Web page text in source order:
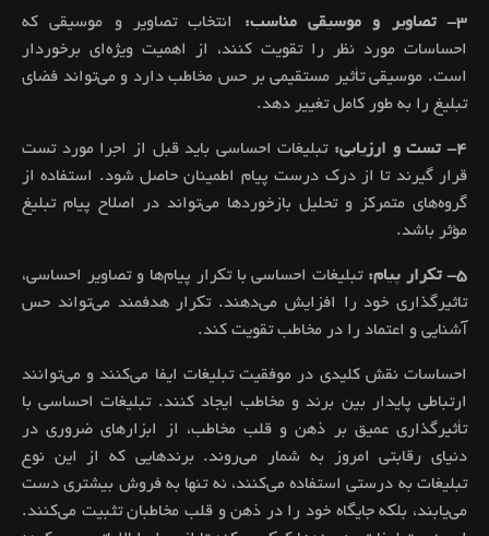
۳- تصاویر و موسیقی مناسب:
انتخاب تصاویر و موسیقی که
احساسات مورد نظر را تقویت کنند، از اهمیت ویژه‌ای برخوردار
است. موسیقی تأثیر مستقیمی بر حس مخاطب دارد و می‌تواند فضای
تبلیغ را به طور کامل تغییر دهد.
۴- تست و ارزیابی:
تبلیغات احساسی باید قبل از اجرا مورد تست
قرار گیرند تا از درک درست پیام اطمینان حاصل شود. استفاده از
گروه‌های متمرکز و تحلیل بازخوردها می‌تواند در اصلاح پیام تبلیغ
مؤثر باشد.
۵- تکرار پیام:
تبلیغات احساسی با تکرار پیام‌ها و تصاویر احساسی،
تاثیرگذاری خود را افزایش می‌دهند. تکرار هدفمند می‌تواند حس
آشنایی و اعتماد را در مخاطب تقویت کند.
احساسات نقش کلیدی در موفقیت تبلیغات ایفا می‌کنند و می‌توانند
ارتباطی پایدار بین برند و مخاطب ایجاد کنند. تبلیغات احساسی با
تأثیرگذاری عمیق بر ذهن و قلب مخاطب، از ابزارهای ضروری در
دنیای رقابتی امروز به شمار می‌روند. برندهایی که از این نوع
تبلیغات به درستی استفاده می‌کنند، نه تنها به فروش بیشتری دست
می‌یابند، بلکه جایگاه خود را در ذهن و قلب مخاطبان تثبیت می‌کنند.